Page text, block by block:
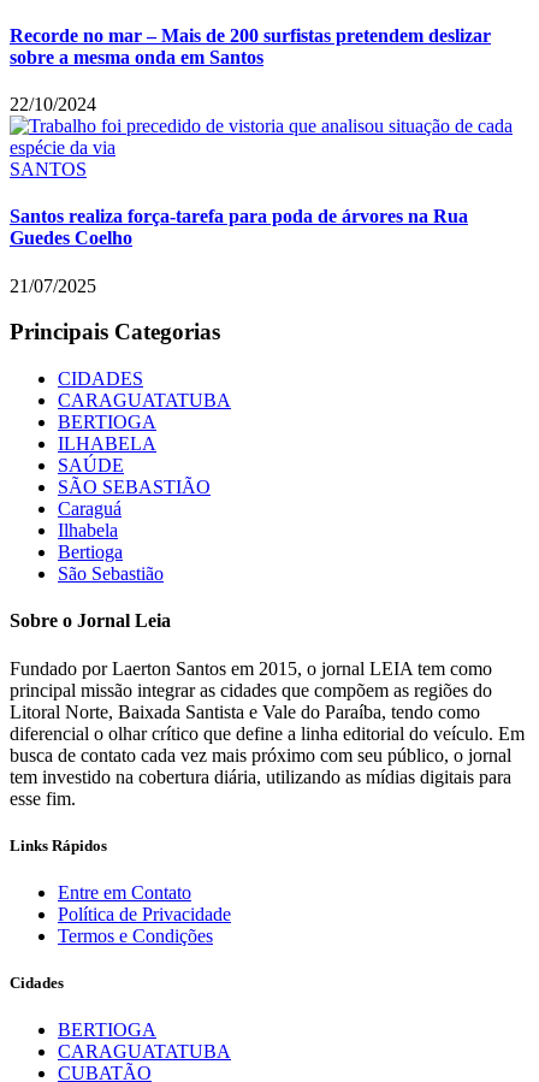
Recorde no mar – Mais de 200 surfistas pretendem deslizar
sobre a mesma onda em Santos
22/10/2024
SANTOS
Santos realiza força-tarefa para poda de árvores na Rua
Guedes Coelho
21/07/2025
Principais Categorias
CIDADES
CARAGUATATUBA
BERTIOGA
ILHABELA
SAÚDE
SÃO SEBASTIÃO
Caraguá
Ilhabela
Bertioga
São Sebastião
Sobre o Jornal Leia
Fundado por Laerton Santos em 2015, o jornal LEIA tem como
principal missão integrar as cidades que compõem as regiões do
Litoral Norte, Baixada Santista e Vale do Paraíba, tendo como
diferencial o olhar crítico que define a linha editorial do veículo. Em
busca de contato cada vez mais próximo com seu público, o jornal
tem investido na cobertura diária, utilizando as mídias digitais para
esse fim.
Links Rápidos
Entre em Contato
Política de Privacidade
Termos e Condições
Cidades
BERTIOGA
CARAGUATATUBA
CUBATÃO